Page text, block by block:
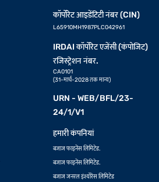
कॉर्पोरेट आइडेंटिटी नंबर (CIN)
L65910MH1987PLC042961
IRDAI कॉर्पोरेट एजेंसी (कंपोजिट)
रजिस्ट्रेशन नंबर.
CA0101
(31-मार्च-2028 तक मान्य)
URN - WEB/BFL/23-
24/1/V1
हमारी कंपनियां
बजाज फाइनेंस लिमिटेड.
बजाज फाइनेंस लिमिटेड.
बजाज जनरल इंश्योरेंस लिमिटेड